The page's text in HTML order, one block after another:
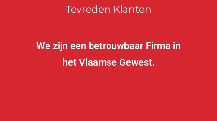
Tevreden Klanten
We zijn een betrouwbaar Firma in
het Vlaamse Gewest.